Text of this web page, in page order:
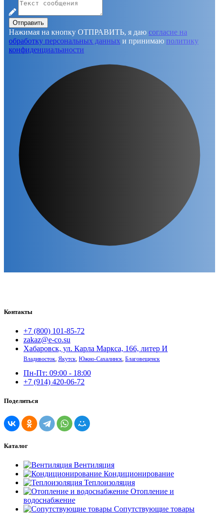
Отправить
Нажимая на кнопку ОТПРАВИТЬ, я даю согласие на
обработку персональных данных и принимаю политику
конфиденциальаности
Контакты
+7 (800) 101-85-72
zakaz@e-co.su
Хабаровск, ул. Карла Маркса, 166, литер И
Владивосток Якутск Южно-Сахалинск Благовещенск
Пн-Пт: 09:00 - 18:00
+7 (914) 420-06-72
Поделиться
Каталог
Вентиляция
Кондиционирование
Теплоизоляция
Отопление и
водоснабжение
Сопутствующие товары